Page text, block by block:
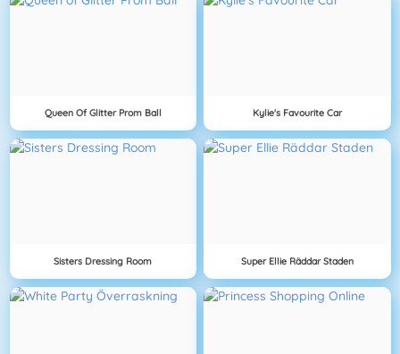
Queen Of Glitter Prom Ball Kylie's Favourite Car
Sisters Dressing Room Super Ellie Räddar Staden